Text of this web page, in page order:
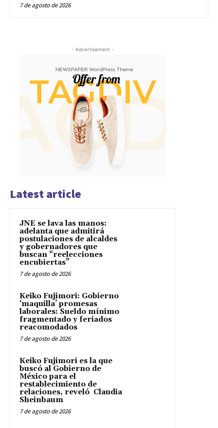
7 de agosto de 2026
- Advertisement -
Latest article
JNE se lava las manos:
adelanta que admitirá
postulaciones de alcaldes
y gobernadores que
buscan “reelecciones
encubiertas”
7 de agosto de 2026
Keiko Fujimori: Gobierno
‘maquilla’ promesas
laborales: Sueldo mínimo
fragmentado y feriados
reacomodados
7 de agosto de 2026
Keiko Fujimori es la que
buscó al Gobierno de
México para el
restablecimiento de
relaciones, reveló Claudia
Sheinbaum
7 de agosto de 2026